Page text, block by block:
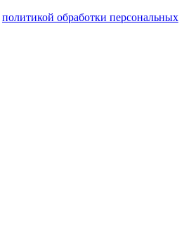
политикой обработки персональных